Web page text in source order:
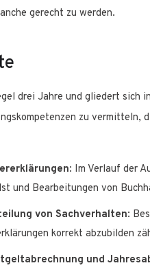
gerecht zu werden.
drei Jahre und gliedert sich
zu vermitteln,
: Im Verlauf der
und Bearbeitungen von
von Sachverhalten:
korrekt abzubilden
und